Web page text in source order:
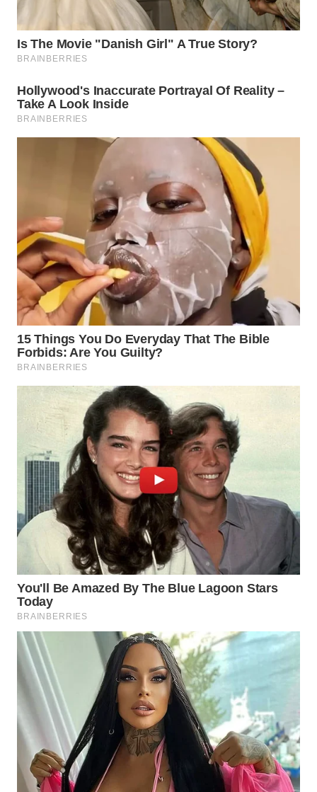
WN
SIMALUNGUN
WN
LABUHANBATU
WN DELI
SERDANG
WN
TEBING
TINGGI
WN
PAKPAK
WN
KARAWANG
BEKASI
WN
BOGOR
DEPOK
WN
TAPANULI
WN
SAMOSIR
WN
PADANG
LAWAS
WN